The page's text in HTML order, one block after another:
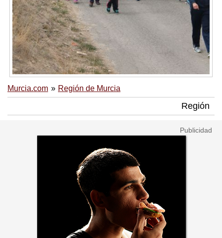
Murcia.com Región de Murcia
Región